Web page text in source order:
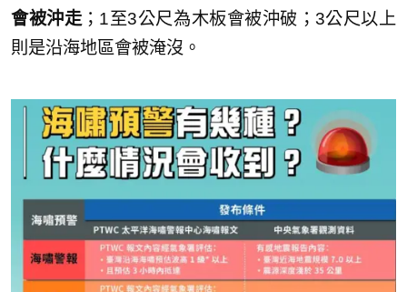
會被沖走 ；1至3公尺為木板會被沖破；3公尺以上
則是沿海地區會被淹沒。